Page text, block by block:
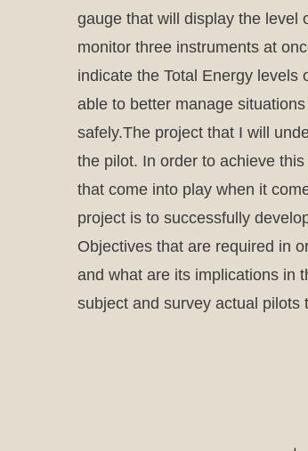
gauge that will display the level
monitor three instruments at
indicate the Total Energy
able to better manage
safely.The project that I will
the pilot. In order to achieve
that come into play when it
project is to successfully
Objectives that are required in
and what are its implications in
subject and survey actual pilots